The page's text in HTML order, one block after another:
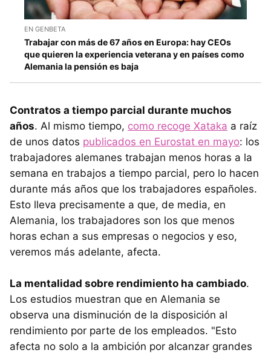
EN GENBETA
Trabajar con más de 67 años en Europa: hay CEOs
que quieren la experiencia veterana y en países como
Alemania la pensión es baja
Contratos a tiempo parcial durante muchos
años. Al mismo tiempo, como recoge Xataka a raíz
de unos datos publicados en Eurostat en mayo: los
trabajadores alemanes trabajan menos horas a la
semana en trabajos a tiempo parcial, pero lo hacen
durante más años que los trabajadores españoles.
Esto lleva precisamente a que, de media, en
Alemania, los trabajadores son los que menos
horas echan a sus empresas o negocios y eso,
veremos más adelante, afecta.
La mentalidad sobre rendimiento ha cambiado.
Los estudios muestran que en Alemania se
observa una disminución de la disposición al
rendimiento por parte de los empleados. "Esto
afecta no solo a la ambición por alcanzar grandes